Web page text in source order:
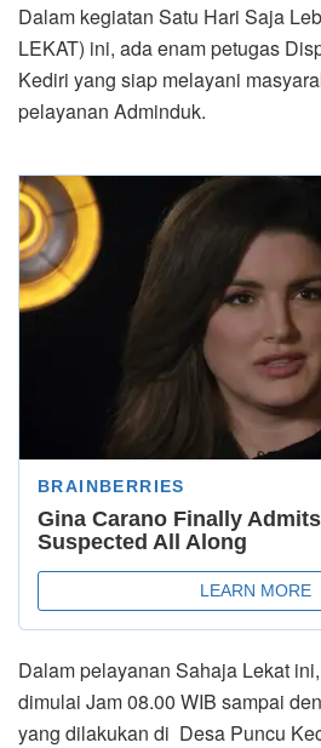
Dalam kegiatan Satu Hari Saja
LEKAT) ini, ada enam petugas
Kediri yang siap melayani
pelayanan Adminduk.
Dalam pelayanan Sahaja Lekat
dimulai Jam 08.00 WIB sampai
yang dilakukan di Desa Puncu